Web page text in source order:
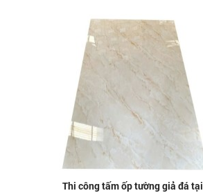
Thi công tấm ốp tường giả đá tại